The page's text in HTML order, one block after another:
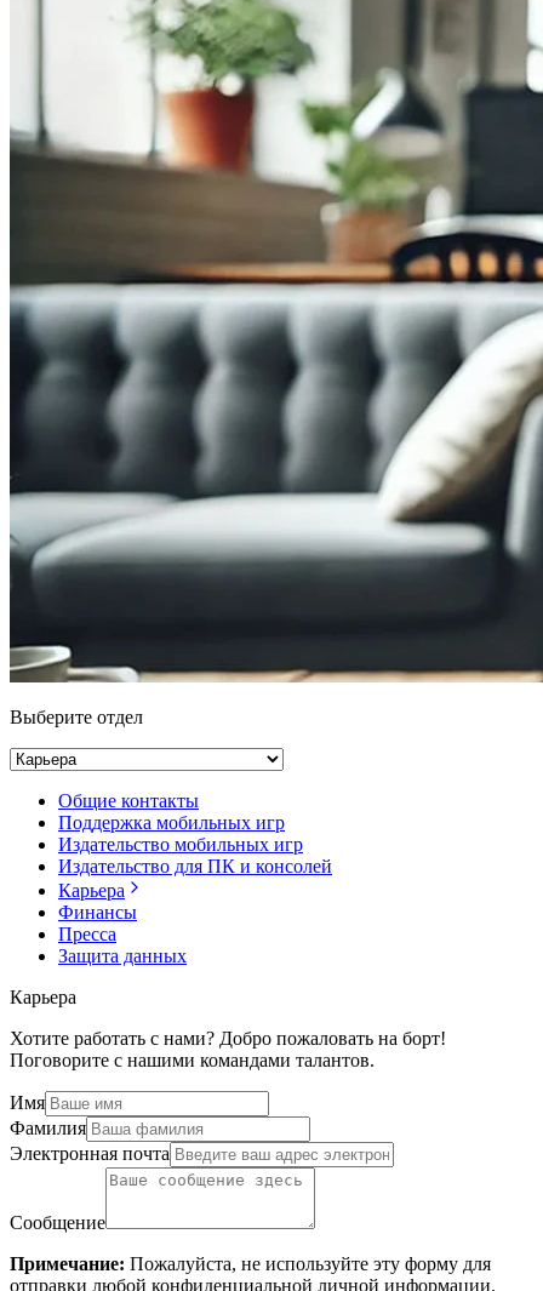
Выберите отдел
Общие контакты
Поддержка мобильных игр
Издательство мобильных игр
Издательство для ПК и консолей
Карьера
Финансы
Пресса
Защита данных
Карьера
Хотите работать с нами? Добро пожаловать на борт!
Поговорите с нашими командами талантов.
Имя
Фамилия
Электронная почта
Сообщение
Примечание: Пожалуйста, не используйте эту форму для
отправки любой конфиденциальной личной информации.